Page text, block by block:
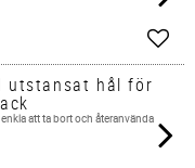
utstansat hål för
att ta bort och återanvända